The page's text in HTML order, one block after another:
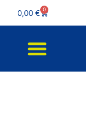
0,00 € 0